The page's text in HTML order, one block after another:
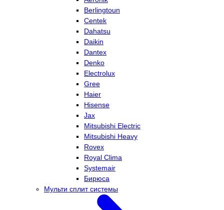
Berlingtoun
Centek
Dahatsu
Daikin
Dantex
Denko
Electrolux
Gree
Haier
Hisense
Jax
Mitsubishi Electric
Mitsubishi Heavy
Rovex
Royal Clima
Systemair
Бирюса
Мульти сплит системы